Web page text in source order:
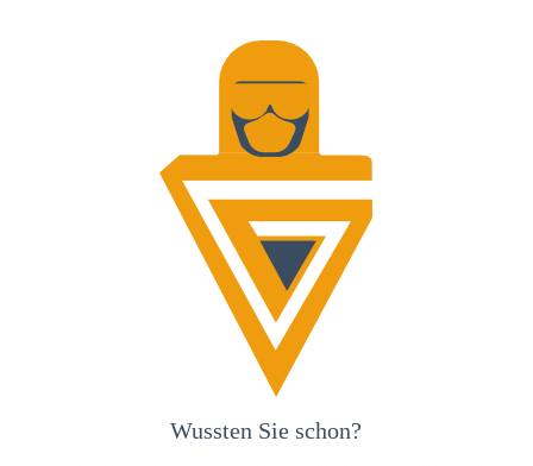
Wussten Sie schon?